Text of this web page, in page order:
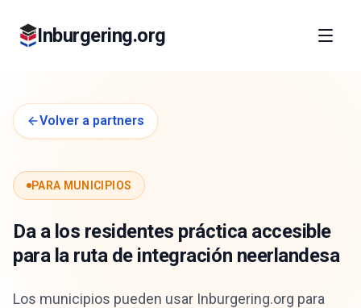
Inburgering.org
Volver a partners
PARA MUNICIPIOS
Da a los residentes práctica accesible
para la ruta de integración neerlandesa
Los municipios pueden usar Inburgering.org para